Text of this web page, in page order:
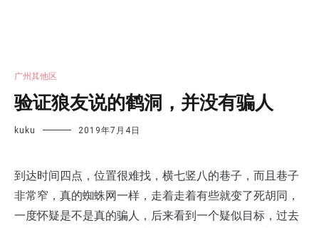
广州其他区
验证狼友说的鹤洞，并没有骗人
kuku 2019年7月4日
到达时间四点，位置很难找，横七竖八的巷子，而且巷子
非常窄，真的蜘蛛网一样，走着走着有些就变了死胡同，
一度怀疑是不是真的骗人，后来看到一个疑似目标，过去